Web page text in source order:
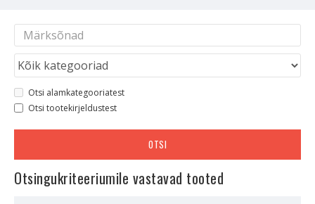
Otsi alamkategooriatest
Otsi tootekirjeldustest
OTSI
Otsingukriteeriumile vastavad tooted